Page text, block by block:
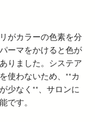
がカラーの色素を分
ーマをかけると色が
りました。システア
使わないため、**カ
少なく**、サロンに
です。